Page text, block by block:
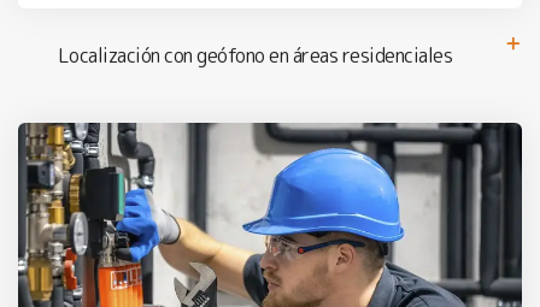
Localización con geófono en áreas residenciales